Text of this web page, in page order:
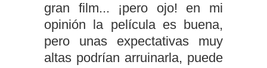
gran film... ¡pero ojo! en mi
opinión la película es buena,
pero unas expectativas muy
altas podrían arruinarla, puede